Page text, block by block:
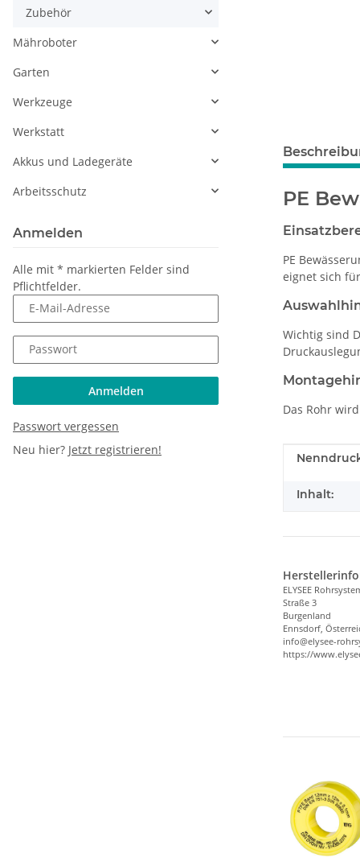
PE
PE
eignet sich
Wichtig sind
Das Rohr
Wert
Inhalt:
ELYSEE
Straße 3
Burgenland
Ennsdorf,
info@elysee-
https://
Zubehör
Mähroboter
Garten
Werkzeuge
Werkstatt
Akkus und Ladegeräte
Arbeitsschutz
Anmelden
Alle mit * markierten Felder sind
Pflichtfelder.
E-Mail-Adresse
Passwort
Anmelden
Passwort vergessen
Neu hier? Jetzt registrieren!